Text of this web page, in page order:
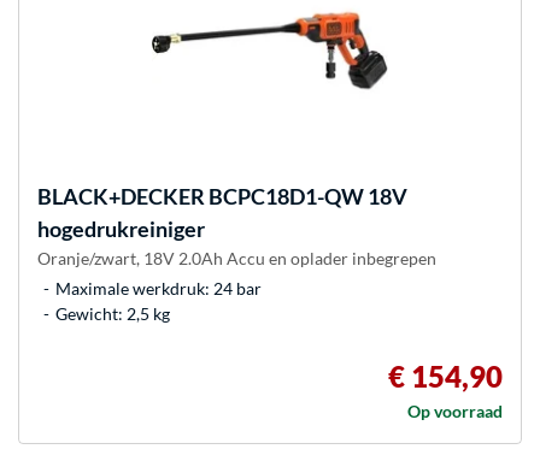
BLACK+DECKER BCPC18D1-QW 18V
hogedrukreiniger
Oranje/zwart, 18V 2.0Ah Accu en oplader inbegrepen
Maximale werkdruk: 24 bar
Gewicht: 2,5 kg
€ 154,90
Op voorraad